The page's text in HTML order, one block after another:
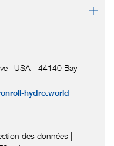
| USA - 44140 Bay
hydro.world
des données |